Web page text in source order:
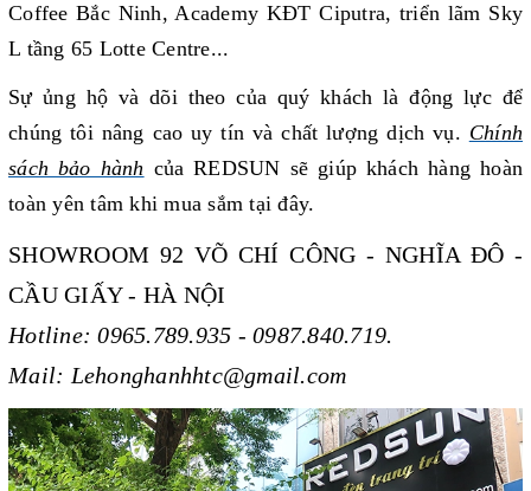
Coffee Bắc Ninh, Academy KĐT Ciputra, triển lãm Sky
L tầng 65 Lotte Centre...
Sự ủng hộ và dõi theo của quý khách là động lực để
chúng tôi nâng cao uy tín và chất lượng dịch vụ. Chính
sách bảo hành của REDSUN sẽ giúp khách hàng hoàn
toàn yên tâm khi mua sắm tại đây.
SHOWROOM 92 VÕ CHÍ CÔNG - NGHĨA ĐÔ -
CẦU GIẤY - HÀ NỘI
Hotline: 0965.789.935 - 0987.840.719.
Mail: Lehonghanhhtc@gmail.com